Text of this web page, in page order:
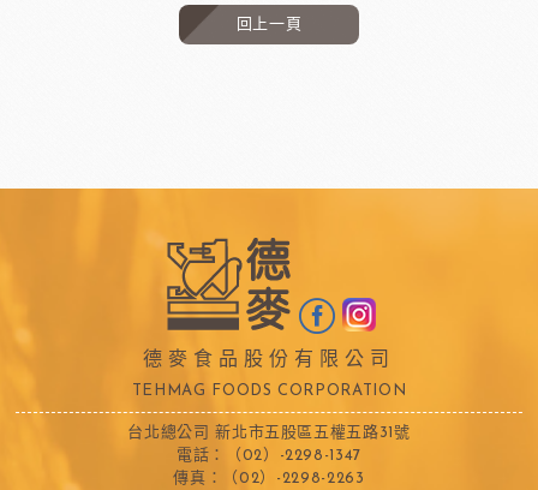
回上一頁
德麥食品股份有限公司
TEHMAG FOODS CORPORATION
台北總公司 新北市五股區五權五路31號
電話：（02）-2298-1347
傳真：（02）-2298-2263